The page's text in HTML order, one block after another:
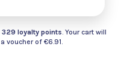
329 loyalty points. Your cart will
voucher of €6.91.